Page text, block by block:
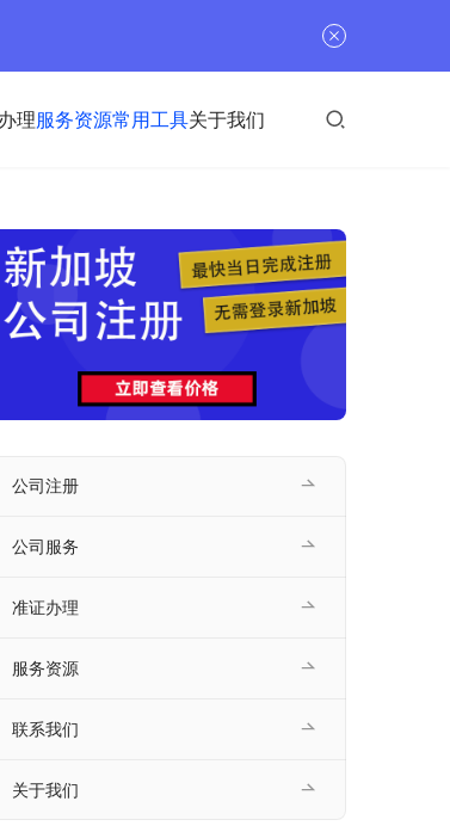
理服务资源常用工具关于我们
公司注册
公司服务
准证办理
服务资源
联系我们
关于我们